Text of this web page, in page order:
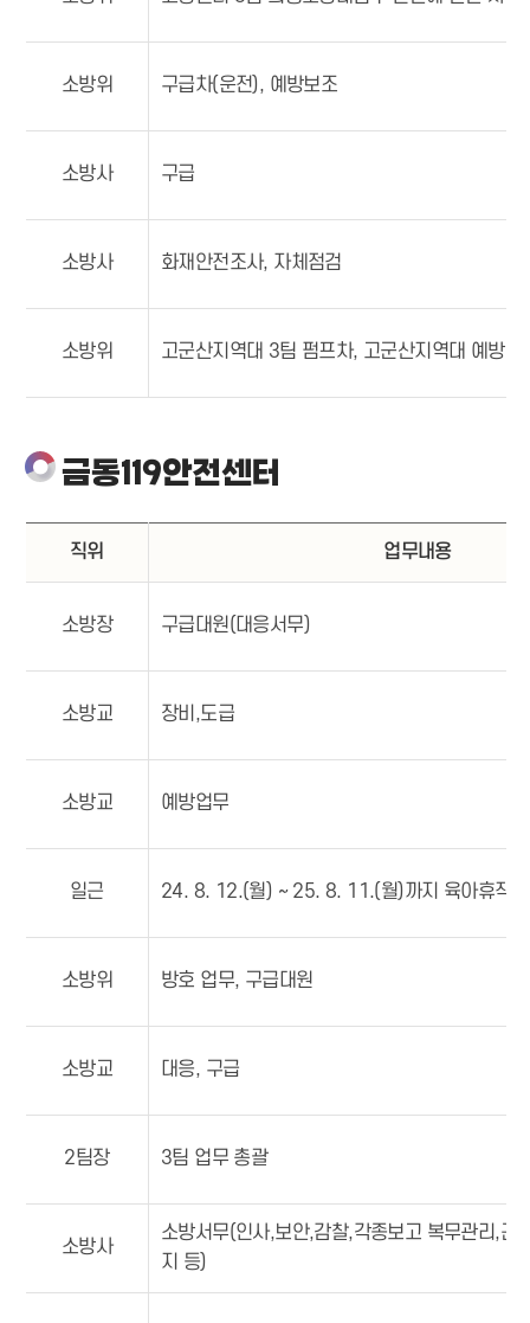
소방위 구급차(운전), 예방보조
소방사 구급
소방사 화재안전조사, 자체점검
소방위 고군산지역대 3팀 펌프차, 고군산지역대 예방
금동119안전센터
직위 업무내용
소방장 구급대원(대응서무)
소방교 장비,도급
소방교 예방업무
일근 24. 8. 12.(월) ~ 25. 8. 11.(월)까지 육아휴직
소방위 방호 업무, 구급대원
소방교 대응, 구급
2팀장 3팀 업무 총괄
소방사
소방서무(인사,보안,감찰,각종보고 복무관리,근
지 등)